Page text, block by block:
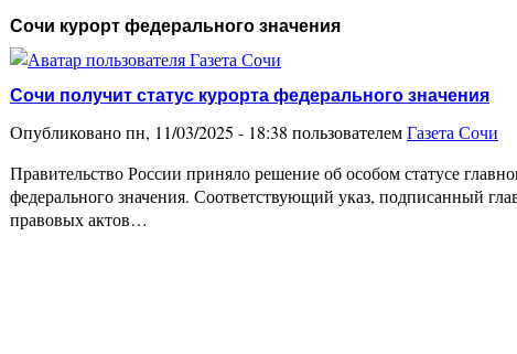
Сочи курорт федерального значения
Сочи получит статус курорта федерального значения
Опубликовано пн, 11/03/2025 - 18:38 пользователемГазета Сочи
Правительство России приняло решение об особом статусе
федерального значения. Соответствующий указ, подписанный
правовых актов…